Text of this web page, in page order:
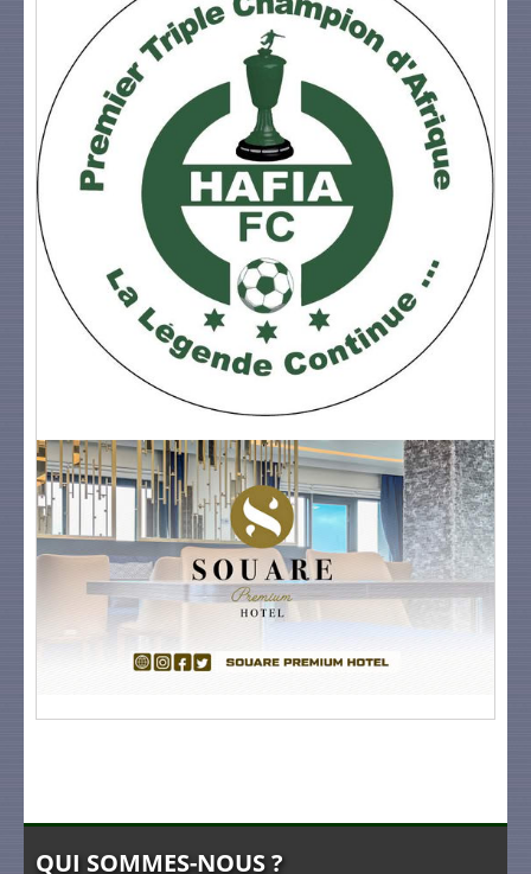
QUI SOMMES-NOUS ?